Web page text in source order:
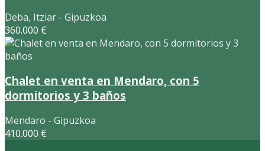
Deba, Itziar - Gipuzkoa
360.000 €
Chalet en venta en Mendaro, con 5
dormitorios y 3 baños
Mendaro - Gipuzkoa
410.000 €